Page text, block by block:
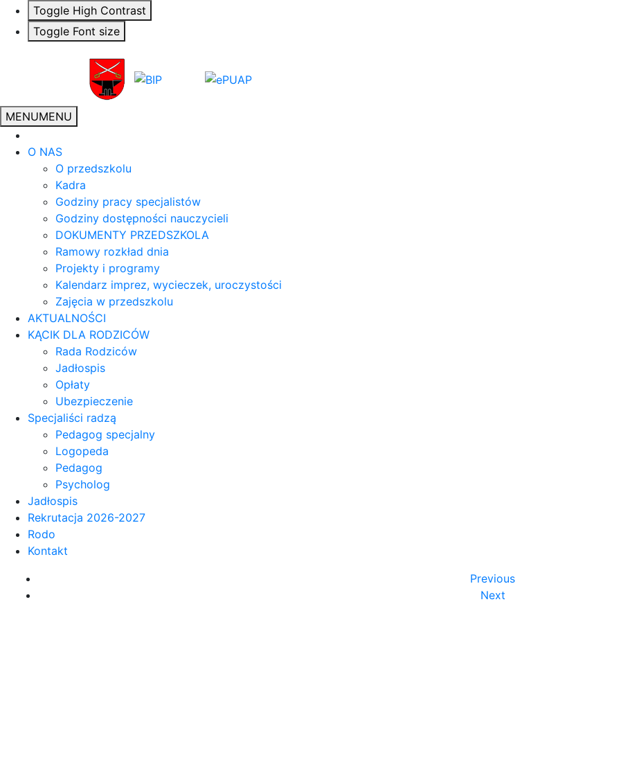
Toggle High Contrast
Toggle Font size
MENUMENU
O NAS
O przedszkolu
Kadra
Godziny pracy specjalistów
Godziny dostępności nauczycieli
DOKUMENTY PRZEDSZKOLA
Ramowy rozkład dnia
Projekty i programy
Kalendarz imprez, wycieczek, uroczystości
Zajęcia w przedszkolu
AKTUALNOŚCI
KĄCIK DLA RODZICÓW
Rada Rodziców
Jadłospis
Opłaty
Ubezpieczenie
Specjaliści radzą
Pedagog specjalny
Logopeda
Pedagog
Psycholog
Jadłospis
Rekrutacja 2026-2027
Rodo
Kontakt
Previous
Next